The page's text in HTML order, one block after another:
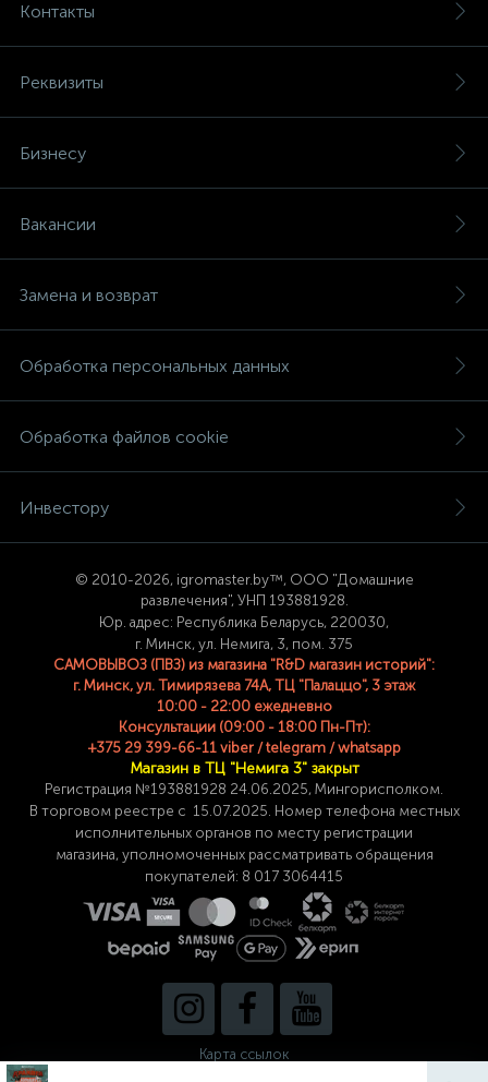
Контакты
Реквизиты
Бизнесу
Вакансии
Замена и возврат
Обработка персональных данных
Обработка файлов cookie
Инвестору
© 2010-2026, igromaster.by™, ООО "Домашние
развлечения", УНП 193881928.
Юр. адрес: Республика Беларусь, 220030,
г. Минск, ул. Немига, 3, пом. 375
САМОВЫВОЗ (ПВЗ) из магазина "R&D магазин историй":
г. Минск, ул. Тимирязева 74A, ТЦ "Палаццо", 3 этаж
10:00 - 22:00 ежедневно
Консультации (09:00 - 18:00 Пн-Пт):
+375 29 399-66-11 viber / telegram / whatsapp
Магазин в ТЦ "Немига 3" закрыт
Регистрация №193881928 24 .06.2025, Мингорисполком.
В торговом реестре с 15.07.2025. Номер телефона местных
исполнительных органов по месту регистрации
магазина,уполномоченных рассматривать обращения
покупателей: 8 017 3064415
Карта ссылок